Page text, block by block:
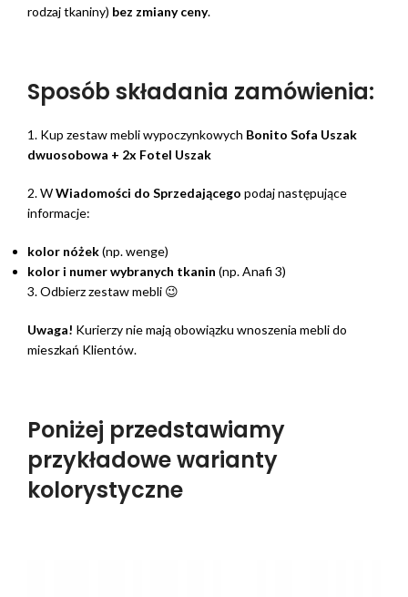
rodzaj tkaniny) bez zmiany ceny.
Sposób składania zamówienia:
1. Kup zestaw mebli wypoczynkowych Bonito Sofa Uszak
dwuosobowa + 2x Fotel Uszak
2. WWiadomości do Sprzedającego podaj następujące
informacje:
kolor nóżek(np. wenge)
kolor i numer wybranych tkanin (np. Anafi 3)
3. Odbierz zestaw mebli 😉
Uwaga! Kurierzy nie mają obowiązku wnoszenia mebli do
mieszkań Klientów.
Poniżej przedstawiamy
przykładowe warianty
kolorystyczne